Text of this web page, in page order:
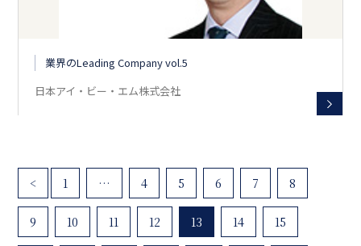
業界のLeading Company vol.5
日本アイ・ビー・エム株式会社
< 1 … 4 5 6 7 8
9 10 11 12 13 14 15